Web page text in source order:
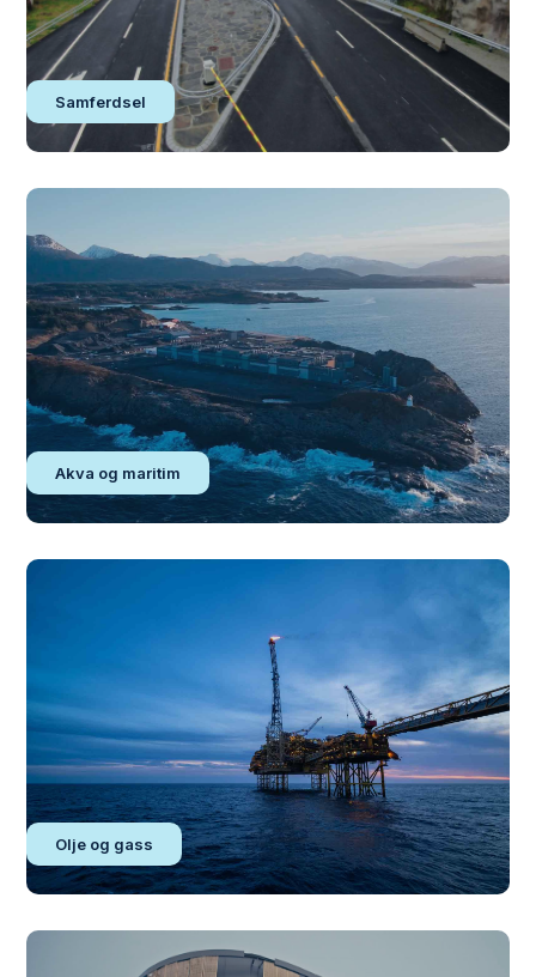
Samferdsel
Akva og maritim
Olje og gass